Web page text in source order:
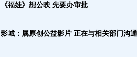
《福娃》想公映 先要办审批
影城：属原创公益影片 正在与相关部门沟